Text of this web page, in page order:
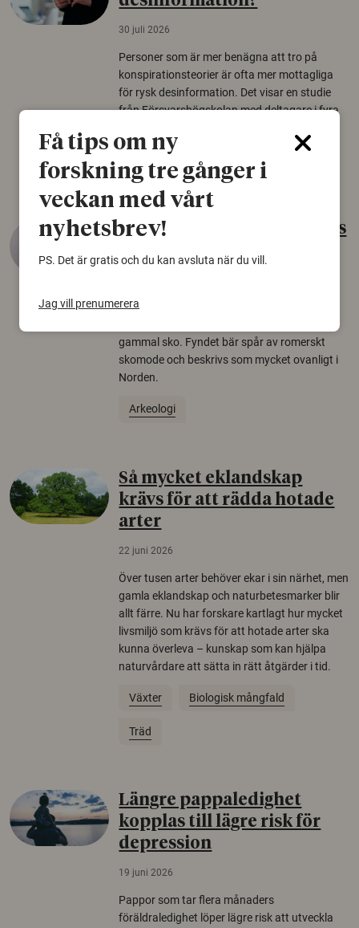
30 juli 2026
Personer som är mer benägna att tro på
konspirationsteorier är ofta mer mottagliga
för rysk desinformation. Det visar en studie
från Försvarshögskolan med deltagare i fyra
Säkerhetspolitik
Gammalt skinn var Sveriges
Det som arkeologer länge trodde var en
gammal sko. Fyndet bär spår av romerskt
skomode och beskrivs som mycket ovanligt i
Norden.
Arkeologi
Så mycket eklandskap
krävs för att rädda hotade
arter
22 juni 2026
Över tusen arter behöver ekar i sin närhet, men
gamla eklandskap och naturbetesmarker blir
allt färre. Nu har forskare kartlagt hur mycket
livsmiljö som krävs för att hotade arter ska
kunna överleva – kunskap som kan hjälpa
naturvårdare att sätta in rätt åtgärder i tid.
Växter Biologisk mångfald
Träd
Längre pappaledighet
kopplas till lägre risk för
depression
19 juni 2026
Pappor som tar flera månaders
föräldraledighet löper lägre risk att utveckla
Få tips om ny
forskning tre gånger i
veckan med vårt
nyhetsbrev!
PS. Det är gratis och du kan avsluta när du vill.
Jag vill prenumerera